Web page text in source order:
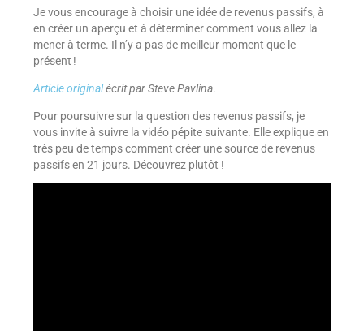
Je vous encourage à choisir une idée de revenus passifs, à
en créer un aperçu et à déterminer comment vous allez la
mener à terme. Il n’y a pas de meilleur moment que le
présent !
Article originalécrit par Steve Pavlina.
Pour poursuivre sur la question des revenus passifs, je
vous invite à suivre la vidéo pépite suivante. Elle explique en
très peu de temps comment créer une source de revenus
passifs en 21 jours. Découvrez plutôt !